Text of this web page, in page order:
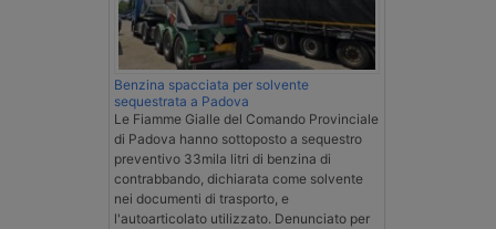
Benzina spacciata per solvente
sequestrata a Padova
Le Fiamme Gialle del Comando Provinciale
di Padova hanno sottoposto a sequestro
preventivo 33mila litri di benzina di
contrabbando, dichiarata come solvente
nei documenti di trasporto, e
l'autoarticolato utilizzato. Denunciato per